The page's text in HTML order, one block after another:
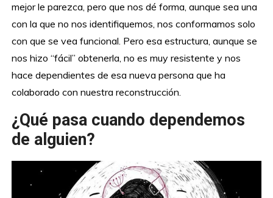
mejor le parezca, pero que nos dé forma, aunque sea una
con la que no nos identifiquemos, nos conformamos solo
con que se vea funcional. Pero esa estructura, aunque se
nos hizo “fácil” obtenerla, no es muy resistente y nos
hace dependientes de esa nueva persona que ha
colaborado con nuestra reconstrucción.
¿Qué pasa cuando dependemos
de alguien?